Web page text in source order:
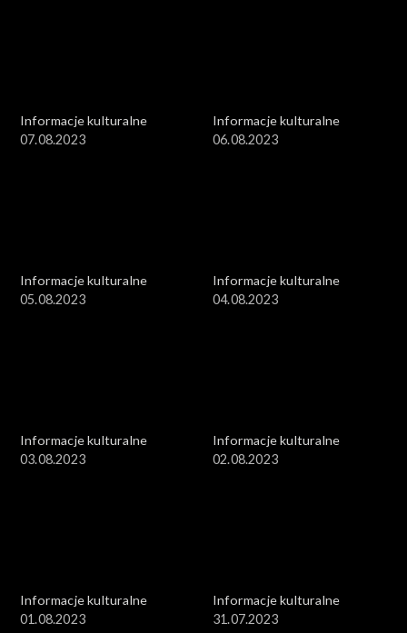
Informacje kulturalne
07.08.2023
Informacje kulturalne
06.08.2023
Informacje kulturalne
05.08.2023
Informacje kulturalne
04.08.2023
Informacje kulturalne
03.08.2023
Informacje kulturalne
02.08.2023
Informacje kulturalne
01.08.2023
Informacje kulturalne
31.07.2023